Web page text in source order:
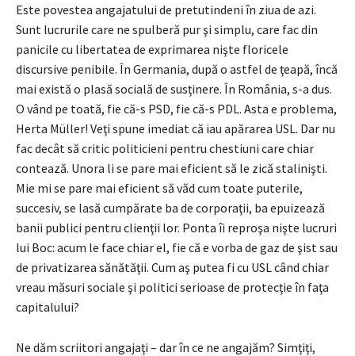
Este povestea angajatului de pretutindeni în ziua de azi.
Sunt lucrurile care ne spulberă pur şi simplu, care fac din
panicile cu libertatea de exprimarea nişte floricele
discursive penibile. În Germania, după o astfel de ţeapă, încă
mai există o plasă socială de susţinere. În România, s-a dus.
O vând pe toată, fie că-s PSD, fie că-s PDL. Asta e problema,
Herta Müller! Veţi spune imediat că iau apărarea USL. Dar nu
fac decât să critic politicieni pentru chestiuni care chiar
contează. Unora li se pare mai eficient să le zică stalinişti.
Mie mi se pare mai eficient să văd cum toate puterile,
succesiv, se lasă cumpărate ba de corporaţii, ba epuizează
banii publici pentru clienţii lor. Ponta îi reproşa nişte lucruri
lui Boc: acum le face chiar el, fie că e vorba de gaz de şist sau
de privatizarea sănătăţii. Cum aş putea fi cu USL când chiar
vreau măsuri sociale şi politici serioase de protecţie în faţa
capitalului?
Ne dăm scriitori angajaţi – dar în ce ne angajăm? Simţiţi,